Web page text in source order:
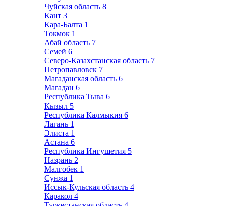
Чуйская область 8
Кант 3
Кара-Балта 1
Токмок 1
Абай область 7
Семей 6
Северо-Казахстанская область 7
Петропавловск 7
Магаданская область 6
Магадан 6
Республика Тыва 6
Кызыл 5
Республика Калмыкия 6
Лагань 1
Элиста 1
Астана 6
Республика Ингушетия 5
Назрань 2
Малгобек 1
Сунжа 1
Иссык-Кульская область 4
Каракол 4